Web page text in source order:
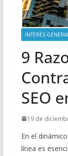
INTERÉS
9
SEO
19 de
En el
línea es